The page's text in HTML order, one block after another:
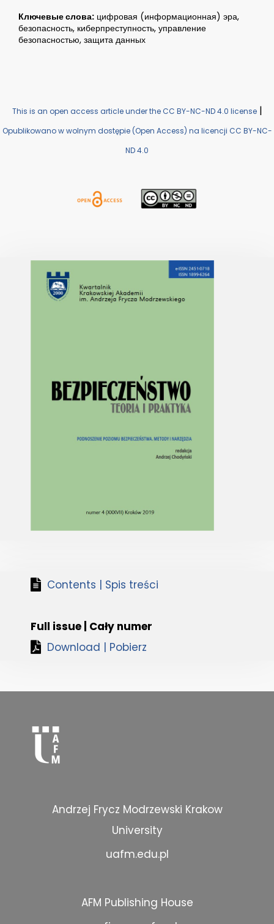
Ключевые слова: цифровая (информационная) эра,
безопасность, киберпреступность, управление
безопасностью, защита данных
This is an open access article under the CC BY-NC-ND 4.0 license|
Opublikowano w wolnym dostępie (Open Access) na licencji CC BY-NC-
ND 4.0
Contents | Spis treści
Full issue | Cały numer
Download | Pobierz
Andrzej Frycz Modrzewski Krakow
University
uafm.edu.pl
AFM Publishing House